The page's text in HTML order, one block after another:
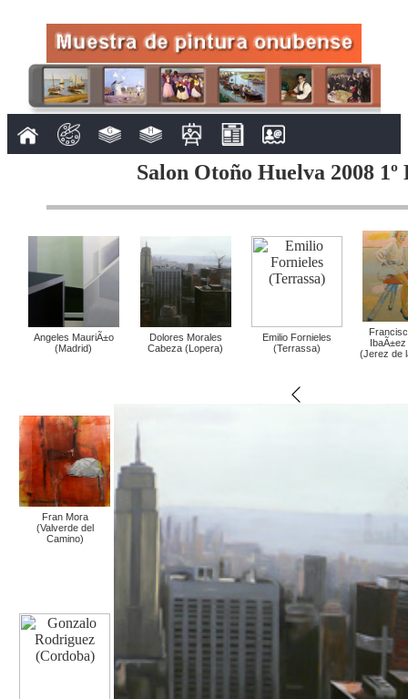
Salon Otoño Huelva 2008 1º
Angeles MauriÃ±o
(Madrid)
Dolores Morales
Cabeza (Lopera)
Emilio Fornieles
(Terrassa)
(Jerez de
Fran Mora
(Valverde del
Camino)